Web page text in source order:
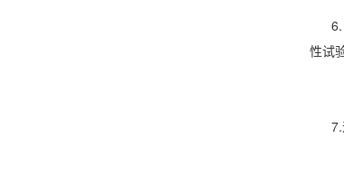
6.
性试
7.